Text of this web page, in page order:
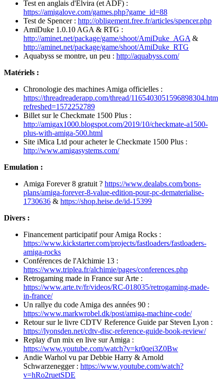
Test en anglais d'Elvira (et ADF) :
https://amigalove.com/games.php?game_id=88
Test de Spencer : http://obligement.free.fr/articles/spencer.php
AmiDuke 1.0.10 AGA & RTG :
http://aminet.net/package/game/shoot/AmiDuke_AGA&
http://aminet.net/package/game/shoot/AmiDuke_RTG
Aquabyss se montre, un peu : http://aquabyss.com/
Matériels :
Chronologie des machines Amiga officielles :
https://threadreaderapp.com/thread/
refreshed=1572252789
Billet sur le Checkmate 1500 Plus :
http://amigax1000.blogspot.com/2019/10/checkmate-a1500-
plus-with-amiga-500.html
Site iMica Ltd pour acheter le Checkmate 1500 Plus :
http://www.amigasystems.com/
Emulation :
Amiga Forever 8 gratuit ? https://www.dealabs.com/bons-
plans/amiga-forever-8-value-edition-pour-pc-dematerialise-
1730636 & https://shop.heise.de/id-15399
Divers :
Financement participatif pour Amiga Rocks :
https://www.kickstarter.com/projects/fastloaders/fastloaders-
amiga-rocks
Conférences de l'Alchimie 13 :
https://www.triplea.fr/alchimie/pages/conferences.php
Retrogaming made in France sur Arte :
https://www.arte.tv/fr/videos/RC-018035/retrogaming-made-
in-france/
Un rallye du code Amiga des années 90 :
https://www.markwrobel.dk/post/amiga-machine-code/
Retour sur le livre CDTV Reference Guide par Steven Lyon :
https://lyonsden.net/cdtv-disc-reference-guide-book-review/
Replay d'un mix en live sur Amiga :
https://www.youtube.com/watch?v=kr0qei3Z0Bw
Andie Warhol vu par Debbie Harry & Arnold
Schwarzenegger : https://www.youtube.com/watch?
v=hRo2ruetSDE